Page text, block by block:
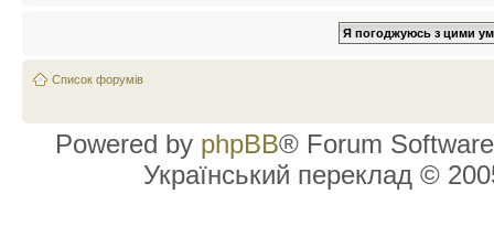
Список форумів
Powered by phpBB® Forum
Український переклад ©